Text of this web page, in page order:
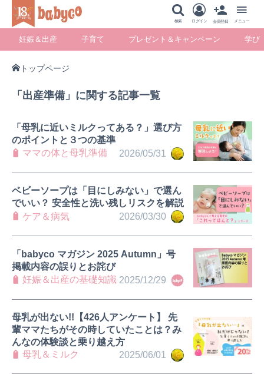
検索 ログイン 会員登録 メニュー
妊娠＆出産 子育て プレゼント＆キャンペーン 学び
トップページ
「出産準備」に関する記事一覧
2026/05/31
「母乳に近いミルクってある？」選び方
のポイントと３つの基準
ママの体と母乳準備
2026/03/30
ベビーソープは「目にしみない」で選ん
でいい？ 安全性と洗い残しリスクを解説
ケア＆病気
2025/12/29
「babyco マガジン 2025 Autumn」号
掲載内容の誤りとお詫び
妊娠＆出産の基礎知識
2025/06/01
母乳が出ない!!【426人アンケート】 先
輩ママたちがその時していたことは？み
んなの体験談と乗り越え方
母乳＆ミルク
ャンペーン